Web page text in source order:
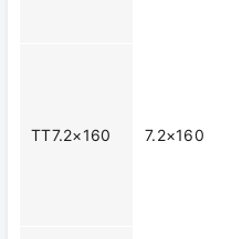
TT7.2×160 7.2×160